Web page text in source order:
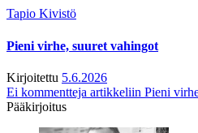
Tapio Kivistö
Pieni virhe, suuret vahingot
Kirjoitettu 5.6.2026
Ei kommentteja artikkeliin Pieni
Pääkirjoitus